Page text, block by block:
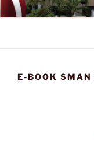
Lompat
ke
SMA
Official Website
E-BOOK SMAN